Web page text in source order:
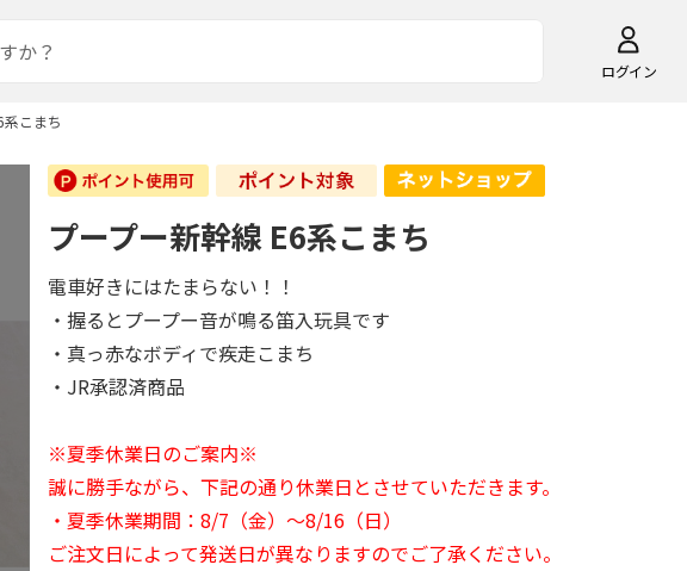
ログイン
系こまち
プープー新幹線 E6系こまち
電車好きにはたまらない！！
・握るとプープー音が鳴る笛入玩具です
・真っ赤なボディで疾走こまち
・JR承認済商品
※夏季休業日のご案内※
誠に勝手ながら、下記の通り休業日とさせていただきます。
・夏季休業期間：8/7（金）～8/16（日）
ご注文日によって発送日が異なりますのでご了承ください。